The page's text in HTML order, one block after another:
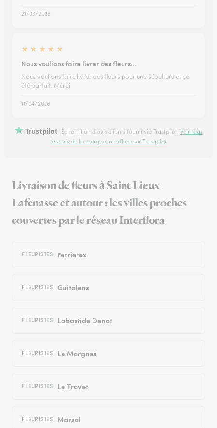
21/03/2026
★ ★ ★ ★ ★
Nous voulions faire livrer des fleurs…
Nous voulions faire livrer des fleurs pour une sépulture et ça
été parfait. Merci
11/04/2026
Trustpilot Échantillon d'avis clients fourni via Trustpilot. Voir tous
les avis de la marque Interflora sur Trustpilot
Livraison de fleurs à Saint Lieux
Lafenasse et autour : les villes proches
couvertes par le réseau Interflora
FLEURISTES Ferrieres
FLEURISTES Guitalens
FLEURISTES Labastide Denat
FLEURISTES Le Margnes
FLEURISTES Le Travet
FLEURISTES Marsal